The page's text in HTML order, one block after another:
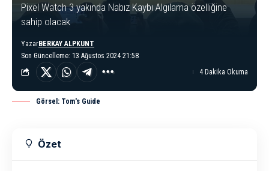
Pixel Watch 3 yakında Nabız Kaybı Algılama özelliğine
sahip olacak
Son Güncelleme: 13 Ağustos 2024 21:58
YazarBERKAY ALPKUNT
4 Dakika Okuma
Görsel: Tom's Guide
Özet